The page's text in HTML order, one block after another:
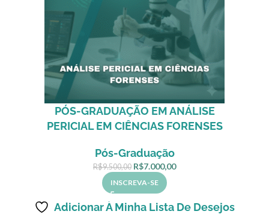
PÓS-GRADUAÇÃO EM ANÁLISE
PERICIAL EM CIÊNCIAS FORENSES
Pós-Graduação
R$9.500,00 R$7.000,00
INSCREVA-SE
Adicionar À Minha Lista De Desejos